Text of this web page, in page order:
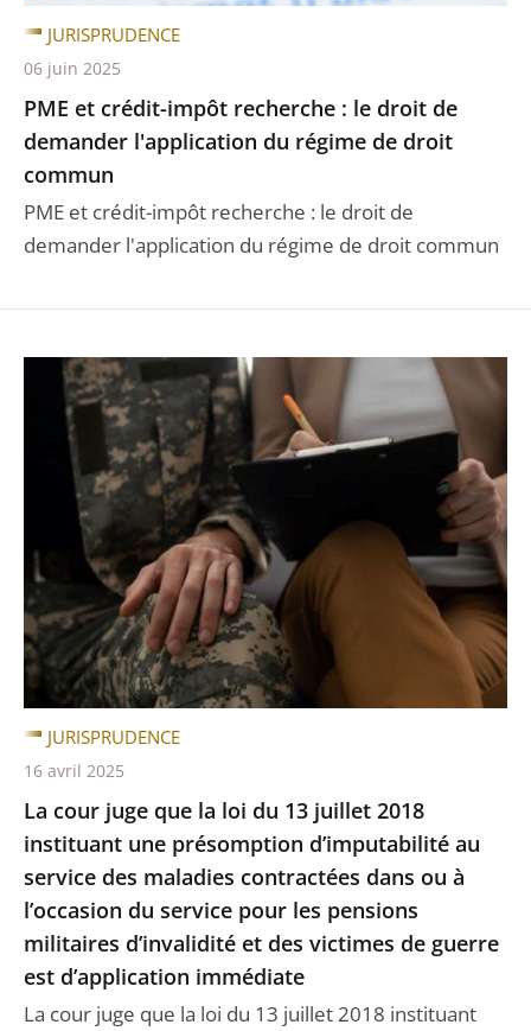
PME et crédit-impôt recherche : le droit de
demander l'application du régime de droit
commun
PME et crédit-impôt recherche : le droit de
demander l'application du régime de droit commun
JURISPRUDENCE
06 juin 2025
La cour juge que la loi du 13 juillet 2018
instituant une présomption d’imputabilité au
service des maladies contractées dans ou à
l’occasion du service pour les pensions
militaires d’invalidité et des victimes de guerre
est d’application immédiate
La cour juge que la loi du 13 juillet 2018 instituant
JURISPRUDENCE
16 avril 2025